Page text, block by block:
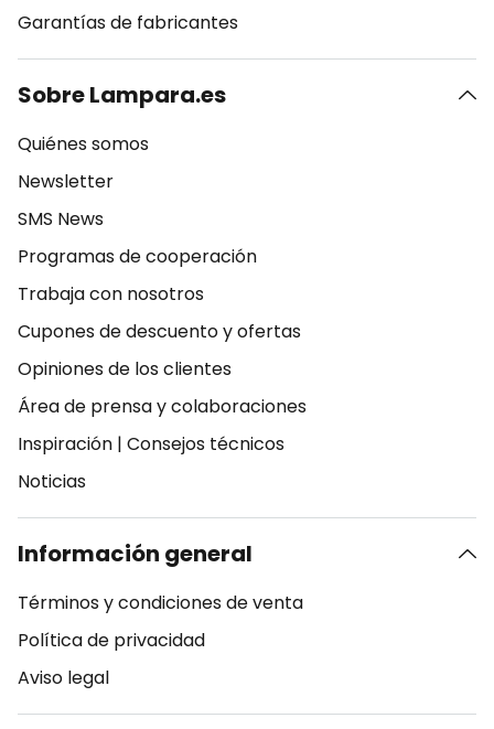
Garantías de fabricantes
Sobre Lampara.es
Quiénes somos
Newsletter
SMS News
Programas de cooperación
Trabaja con nosotros
Cupones de descuento y ofertas
Opiniones de los clientes
Área de prensa y colaboraciones
Inspiración | Consejos técnicos
Noticias
Información general
Términos y condiciones de venta
Política de privacidad
Aviso legal